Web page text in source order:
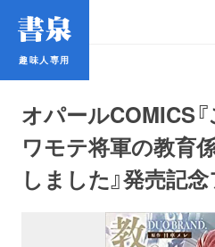
趣味人専用
オパールCOMICS
ワモテ将軍の教育
しました』発売記
趣味人専用